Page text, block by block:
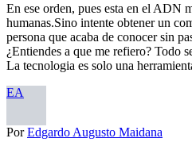
En ese orden, pues esta en el ADN
humanas.Sino intente obtener un
persona que acaba de conocer sin
¿Entiendes a que me refiero? Todo
La tecnologia es solo una
EA
PorEdgardo Augusto Maidana